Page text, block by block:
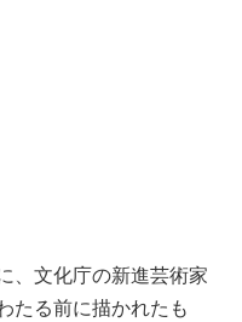
、文化庁の新進芸術家
たる前に描かれたも